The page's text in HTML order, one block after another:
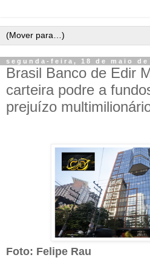
segunda-feira, 18 de maio de
Brasil Banco de Edir
carteira podre a
prejuízo
Foto: Felipe Rau